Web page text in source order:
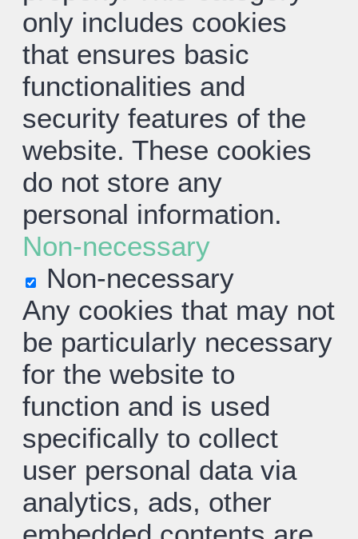
only includes cookies
that ensures basic
functionalities and
security features of the
website. These cookies
do not store any
personal information.
Non-necessary
Non-necessary
Any cookies that may not
be particularly necessary
for the website to
function and is used
specifically to collect
user personal data via
analytics, ads, other